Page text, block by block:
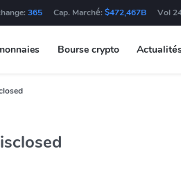
365 Cap. Marché: $472,467B Vol
Bourse crypto